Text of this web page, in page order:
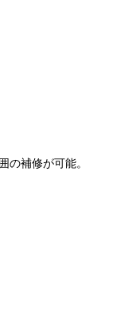
の補修が可能。